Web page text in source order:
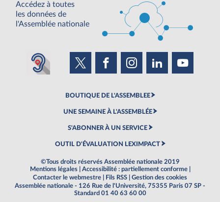
Accédez à toutes
les données de
l'Assemblée nationale
BOUTIQUE DE L'ASSEMBLEE
UNE SEMAINE À L'ASSEMBLÉE
S'ABONNER À UN SERVICE
OUTIL D'ÉVALUATION LEXIMPACT
©Tous droits réservés Assemblée nationale 2019
Mentions légales
Accessibilité : partiellement conforme
Contacter le webmestre
Fils RSS
Gestion des cookies
Assemblée nationale - 126 Rue de l'Université, 75355 Paris 07 SP -
Standard 01 40 63 60 00